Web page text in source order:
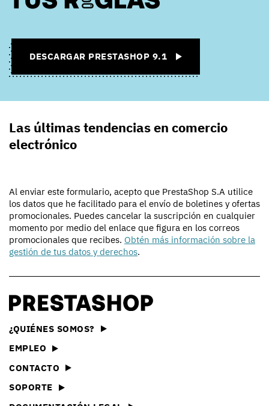
DESCARGAR PRESTASHOP 9.1
Las últimas tendencias en comercio
electrónico
Al enviar este formulario, acepto que PrestaShop S.A utilice
los datos que he facilitado para el envío de boletines y ofertas
promocionales. Puedes cancelar la suscripción en cualquier
momento por medio del enlace que figura en los correos
promocionales que recibes. Obtén más información sobre la
gestión de tus datos y derechos.
¿QUIÉNES SOMOS?
EMPLEO
CONTACTO
SOPORTE